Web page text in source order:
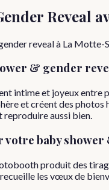
Reveal
reveal à La Motte-
& gender
intime et joyeux
et créent des
reproduire aussi bien.
votre baby
produit des
les vœux de